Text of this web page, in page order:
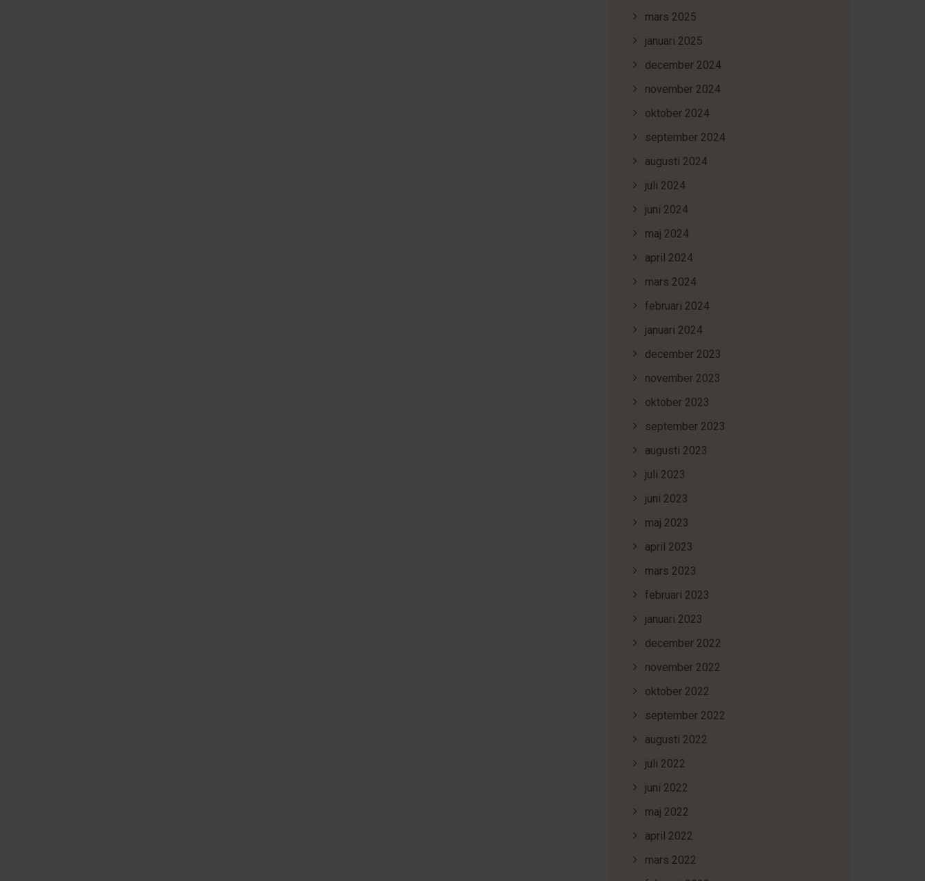
mars 2025
januari 2025
december 2024
november 2024
oktober 2024
september 2024
augusti 2024
juli 2024
juni 2024
maj 2024
april 2024
mars 2024
februari 2024
januari 2024
december 2023
november 2023
oktober 2023
september 2023
augusti 2023
juli 2023
juni 2023
maj 2023
april 2023
mars 2023
februari 2023
januari 2023
december 2022
november 2022
oktober 2022
september 2022
augusti 2022
juli 2022
juni 2022
maj 2022
april 2022
mars 2022